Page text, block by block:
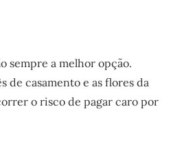
sempre a melhor opção.
de casamento e as flores da
o risco de pagar caro por